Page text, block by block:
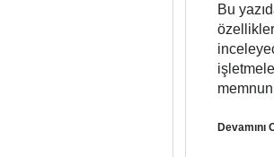
Bu
Devamını